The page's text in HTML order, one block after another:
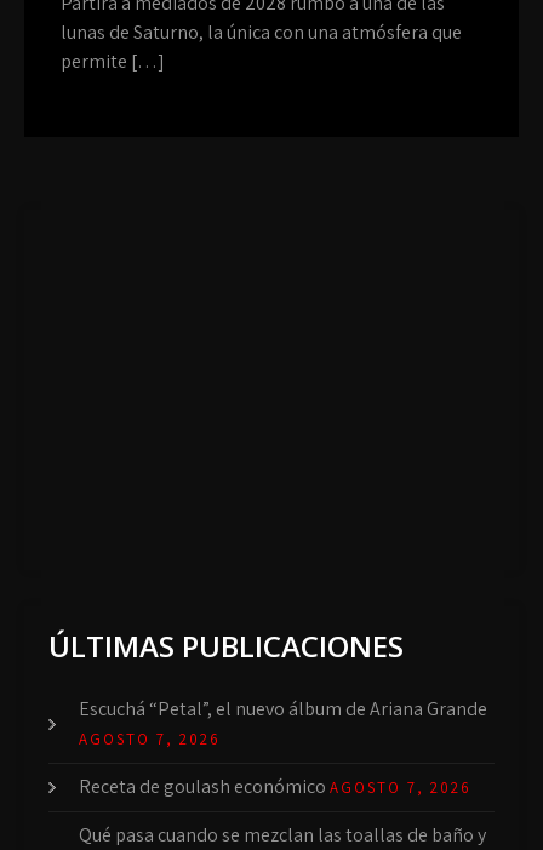
lunas de Saturno, la única con una atmósfera que
permite […]
ÚLTIMAS PUBLICACIONES
Escuchá “Petal”, el nuevo álbum de Ariana Grande
AGOSTO 7, 2026
Receta de goulash económico AGOSTO 7, 2026
Qué pasa cuando se mezclan las toallas de baño y